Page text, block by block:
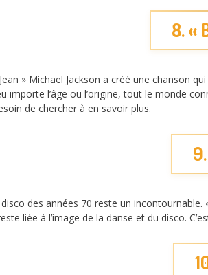
8. «
» Michael Jackson a créé une chanson
importe l’âge ou l’origine, tout le monde
de chercher à en savoir plus.
des années 70 reste un incontournable.
liée à l’image de la danse et du disco.